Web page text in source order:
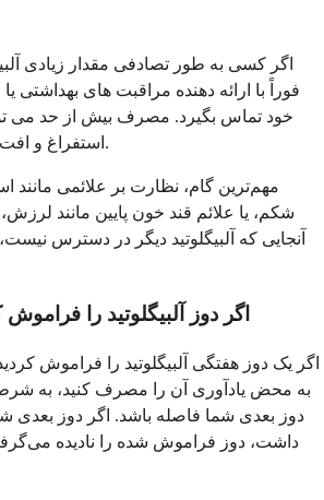
اگر کسی به طور تصادفی مقدار زیادی
فوراً با ارائه دهنده مراقبت های
خود تماس بگیرد. مصرف بیش از حد می
استفراغ و افت خطرناک قند خون شود.
مهم‌ترین گام، نظارت بر علائمی مانند
شکم، یا علائم قند خون پایین مانند
آنجایی که آلبیگلوتید دیگر در دسترس
اگر دوز آلبیگلوتید را
اگر یک دوز هفتگی آلبیگلوتید را فراموش
به محض یادآوری آن را مصرف کنید، به
دوز بعدی شما فاصله باشد. اگر دوز
داشت، دوز فراموش شده را نادیده